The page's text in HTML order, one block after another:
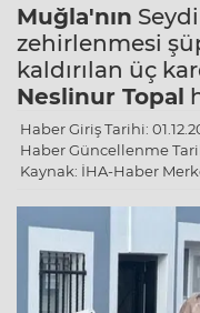
Muğla'nın
zehirlenmesi
kaldırılan üç
Neslinur Topal
Haber Giriş Tarihi:
Haber Güncellenme
Kaynak: İHA-Haber